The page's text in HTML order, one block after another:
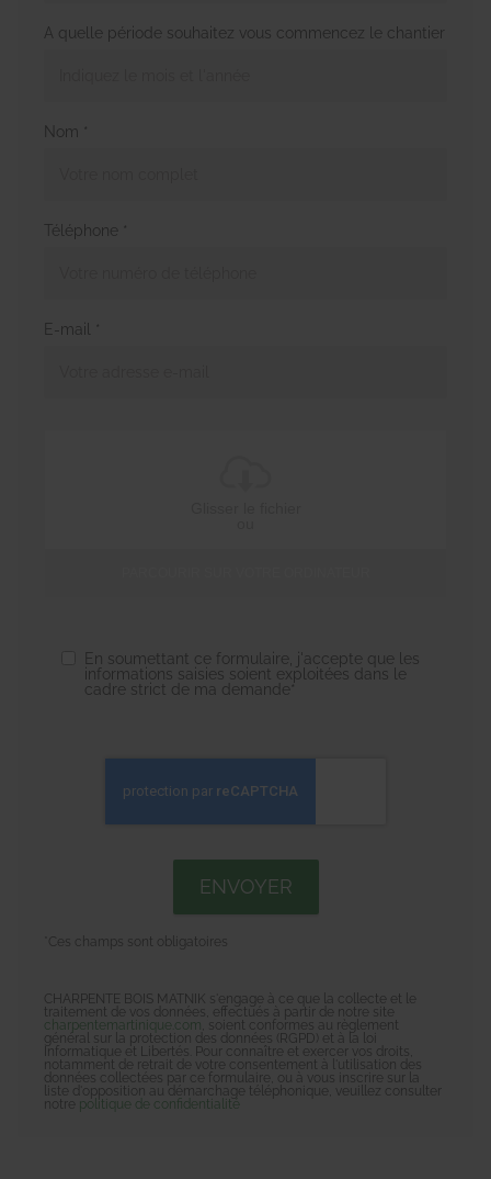
A quelle période souhaitez vous commencez le chantier
Nom *
Téléphone *
E-mail *
En soumettant ce formulaire, j'accepte que les
informations saisies soient exploitées dans le
cadre strict de ma demande*
*Ces champs sont obligatoires
CHARPENTE BOIS MATNIK s'engage à ce que la collecte et le
traitement de vos données, effectués à partir de notre site
charpentemartinique.com , soient conformes au règlement
général sur la protection des données (RGPD) et à la loi
Informatique et Libertés. Pour connaître et exercer vos droits,
notamment de retrait de votre consentement à l'utilisation des
données collectées par ce formulaire, ou à vous inscrire sur la
liste d'opposition au démarchage téléphonique, veuillez consulter
notre politique de confidentialité